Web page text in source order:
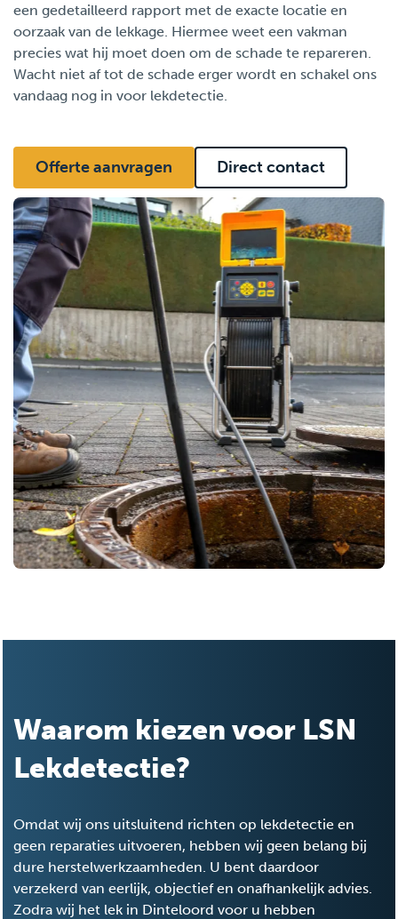
een gedetailleerd rapport met de exacte locatie en
oorzaak van de lekkage. Hiermee weet een vakman
precies wat hij moet doen om de schade te repareren.
Wacht niet af tot de schade erger wordt en schakel ons
vandaag nog in voor lekdetectie.
Offerte aanvragen Direct contact
Waarom kiezen voor LSN
Lekdetectie?
Omdat wij ons uitsluitend richten op lekdetectie en
geen reparaties uitvoeren, hebben wij geen belang bij
dure herstelwerkzaamheden. U bent daardoor
verzekerd van eerlijk, objectief en onafhankelijk advies.
Zodra wij het lek in Dinteloord voor u hebben